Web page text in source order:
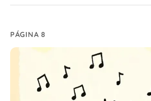
PÁGINA 8